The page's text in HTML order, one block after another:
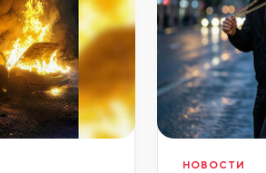
НОВОСТИ